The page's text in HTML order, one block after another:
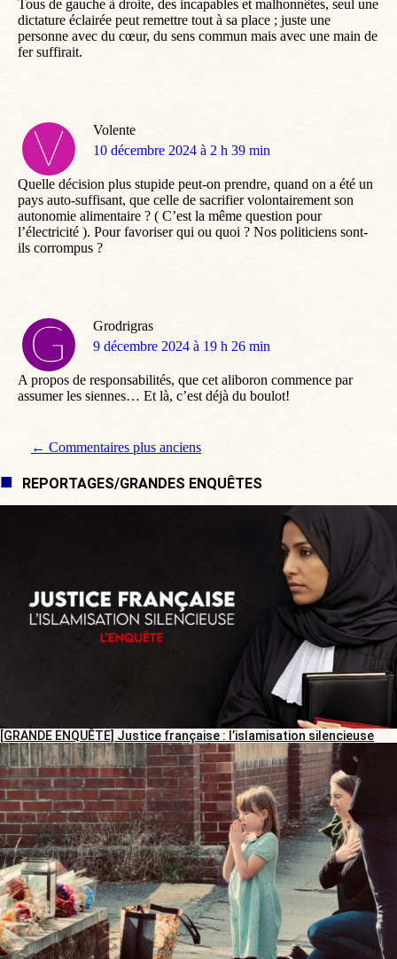
Tous de gauche à droite, des incapables et malhonnêtes, seul une
dictature éclairée peut remettre tout à sa place ; juste une
personne avec du cœur, du sens commun mais avec une main de
fer suffirait.
Volente
dit
10 décembre 2024 à 2 h 39 min
Quelle décision plus stupide peut-on prendre, quand on a été un
pays auto-suffisant, que celle de sacrifier volontairement son
autonomie alimentaire ? ( C’est la même question pour
l’électricité ). Pour favoriser qui ou quoi ? Nos politiciens sont-
ils corrompus ?
Grodrigras
dit
9 décembre 2024 à 19 h 26 min
A propos de responsabilités, que cet aliboron commence par
assumer les siennes… Et là, c’est déjà du boulot!
Navigation de commentaire
← Commentaires plus anciens
REPORTAGES/GRANDES ENQUÊTES
[GRANDE ENQUÊTE] Justice française : l’islamisation silencieuse